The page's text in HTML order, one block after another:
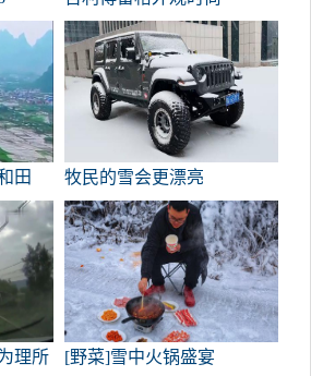
田
牧民的雪会更漂亮
理所
[野菜]雪中火锅盛宴